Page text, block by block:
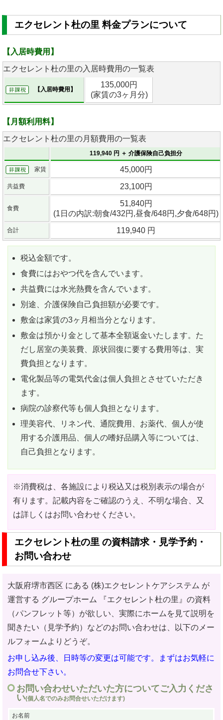
エクセレント杜の里 料金プランについて
【入居時費用】
エクセレント杜の里の入居時費用の一覧表
【入居時費用】
135,000円
(家賃の3ヶ月分)
【月額利用料】
エクセレント杜の里の月額費用の一覧表
119,940 円 ＋ 介護保険自己負担分
家賃 45,000円
共益費 23,100円
食費
51,840円
(1日の内訳:朝食/432円,昼食/648円,夕食/648円)
合計 119,940 円
税込金額です。
食費にはおやつ代を含んでいます。
共益費には水光熱費を含んでいます。
別途、介護保険自己負担額が必要です。
敷金は家賃の3ヶ月相当分となります。
敷金は預かり金として基本全額返金いたします。た
だし居室の美装費、原状回復に要する費用等は、実
費負担となります。
電化製品等の電気代金は個人負担とさせていただき
ます。
病院の診察代等も個人負担となります。
理美容代、リネン代、通院費用、お薬代、個人が使
用する介護用品、個人の嗜好品購入等については、
自己負担となります。
※消費税は、各施設により税込又は税別表示の場合が
有ります。記載内容をご確認のうえ、不明な場合、又
は詳しくはお問い合わせください。
エクセレント杜の里 の資料請求・見学予約・
お問い合わせ
大阪府堺市西区 にある (株)エクセレントケアシステム が
運営する グループホーム
『エクセレント杜の里』の資料
（パンフレット等）が欲しい、実際にホームを見て説明を
聞きたい（見学予約）などのお問い合わせは、以下のメー
ルフォームよりどうぞ。
お申し込み後、日時等の変更は可能です。まずはお気軽に
お問合せ下さい。
お問い合わせいただいた方についてご入力くださ
い(個人名でのみお問合せいただけます)
お名前